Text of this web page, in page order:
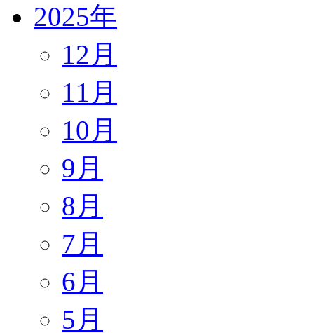
2025年
12月
11月
10月
9月
8月
7月
6月
5月